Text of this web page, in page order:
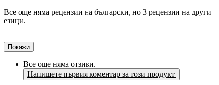
Все още няма рецензии на български, но 3 рецензии на други
езици.
Покажи
Все още няма отзиви.
Напишете първия коментар за този продукт.